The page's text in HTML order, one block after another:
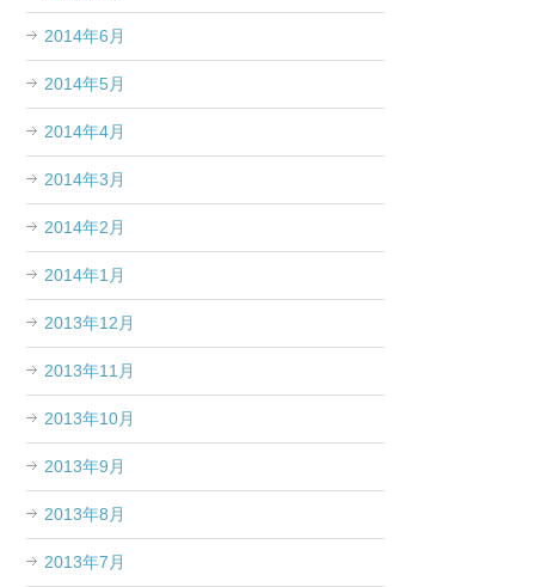
2014年6月
2014年5月
2014年4月
2014年3月
2014年2月
2014年1月
2013年12月
2013年11月
2013年10月
2013年9月
2013年8月
2013年7月